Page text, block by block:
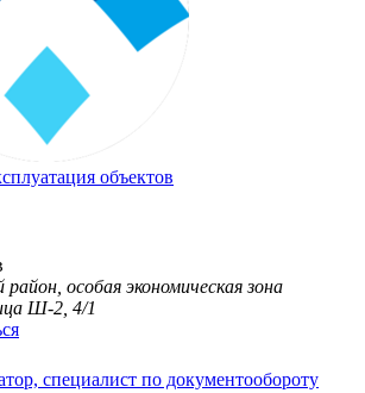
объектов
особая экономическая зона
Ш-2, 4/1
специалист по документообороту